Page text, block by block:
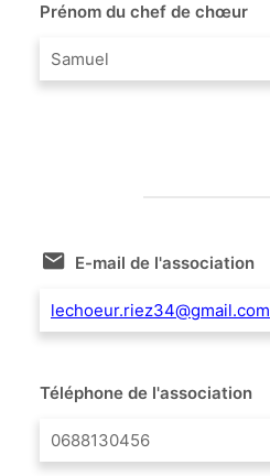
Prénom du chef de chœur
Samuel
E-mail de l'association
lechoeur.riez34@gmail.com
Téléphone de l'association
0688130456